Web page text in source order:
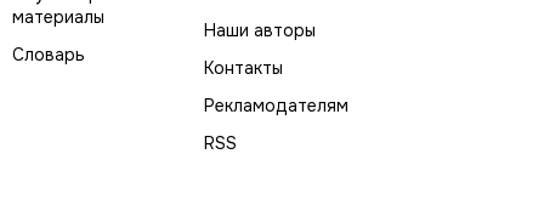
материалы
Словарь
Наши авторы
Контакты
Рекламодателям
RSS